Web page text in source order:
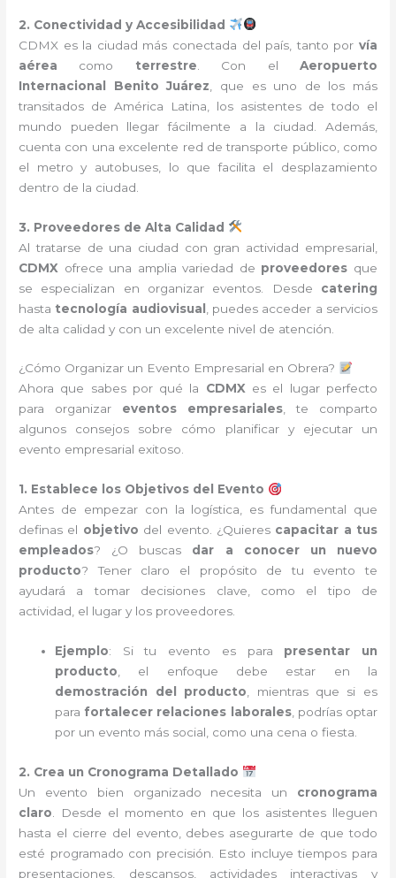
2. Conectividad y Accesibilidad
CDMX es la ciudad más conectada del país, tanto por vía
aérea como terrestre . Con el Aeropuerto
Internacional Benito Juárez , que es uno de los más
transitados de América Latina, los asistentes de todo el
mundo pueden llegar fácilmente a la ciudad. Además,
cuenta con una excelente red de transporte público, como
el metro y autobuses, lo que facilita el desplazamiento
dentro de la ciudad.
3. Proveedores de Alta Calidad
Al tratarse de una ciudad con gran actividad empresarial,
CDMX ofrece una amplia variedad de proveedores que
se especializan en organizar eventos. Desde catering
hasta tecnología audiovisual , puedes acceder a servicios
de alta calidad y con un excelente nivel de atención.
¿Cómo Organizar un Evento Empresarial en Obrera?
Ahora que sabes por qué la CDMXes el lugar perfecto
para organizar eventos empresariales, te comparto
algunos consejos sobre cómo planificar y ejecutar un
evento empresarial exitoso.
1. Establece los Objetivos del Evento
Antes de empezar con la logística, es fundamental que
definas el objetivo del evento. ¿Quieres capacitar a tus
empleados? ¿O buscas dar a conocer un nuevo
producto? Tener claro el propósito de tu evento te
ayudará a tomar decisiones clave, como el tipo de
actividad, el lugar y los proveedores.
Ejemplo: Si tu evento es para presentar un
producto , el enfoque debe estar en la
demostración del producto , mientras que si es
para fortalecer relaciones laborales, podrías optar
por un evento más social, como una cena o fiesta.
2. Crea un Cronograma Detallado
Un evento bien organizado necesita un cronograma
claro . Desde el momento en que los asistentes lleguen
hasta el cierre del evento, debes asegurarte de que todo
esté programado con precisión. Esto incluye tiempos para
presentaciones, descansos, actividades interactivas y